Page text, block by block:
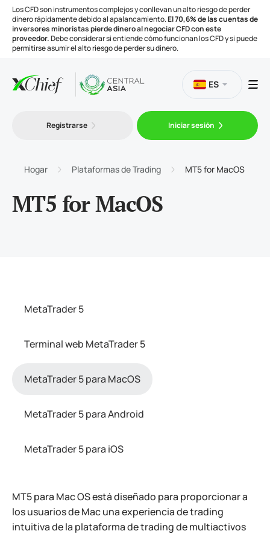
Los CFD son instrumentos complejos y conllevan un alto riesgo de perder
dinero rápidamente debido al apalancamiento.El 70,6% de las cuentas de
inversores minoristas pierde dinero al negociar CFD con este
proveedor.Debe considerar si entiende cómo funcionan los CFD y si puede
permitirse asumir el alto riesgo de perder su dinero.
Herramientas
ES
Registrarse Iniciar sesión
Hogar Plataformas de Trading MT5 for MacOS
MT5 for MacOS
MetaTrader 5
Terminal web MetaTrader 5
MetaTrader 5 para MacOS
MetaTrader 5 para Android
MetaTrader 5 para iOS
MT5 para Mac OS está diseñado para proporcionar a
los usuarios de Mac una experiencia de trading
intuitiva de la plataforma de trading de multiactivos